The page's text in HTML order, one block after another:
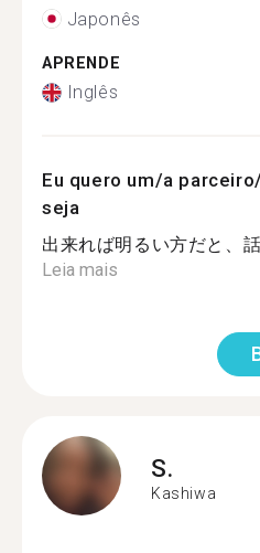
Japonês
APRENDE
Inglês
Eu quero um/a
seja
出来れば明るい方だと、
Leia mais
S.
Kashiwa